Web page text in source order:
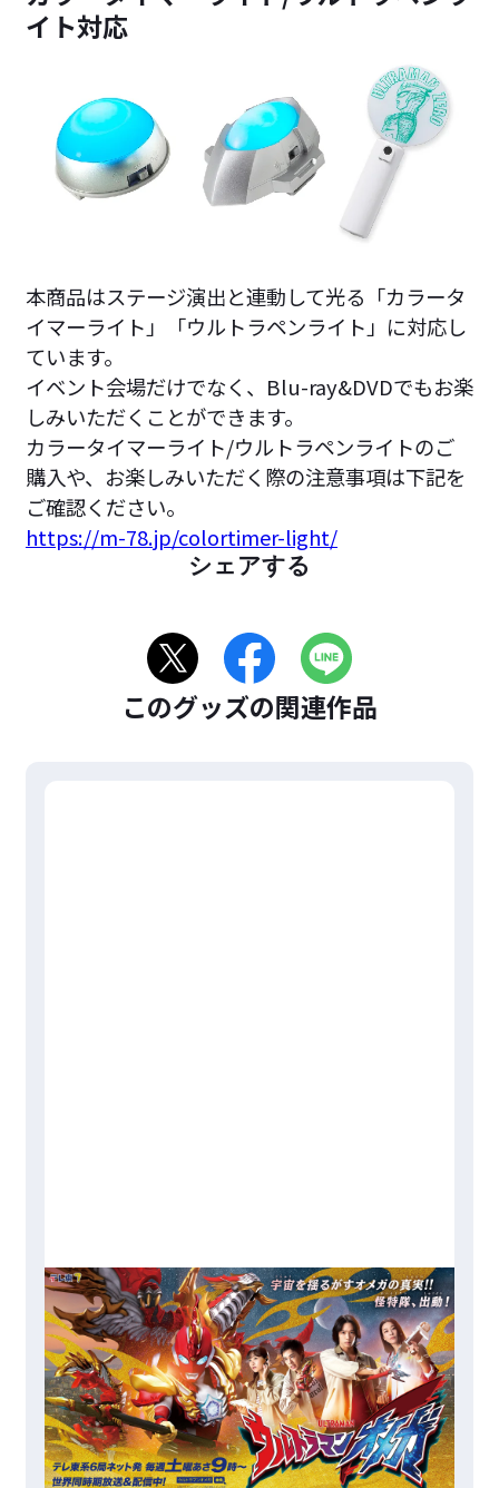
イト対応
本商品はステージ演出と連動して光る「カラータ
イマーライト」「ウルトラペンライト」に対応し
ています。
イベント会場だけでなく、Blu-ray&DVDでもお楽
しみいただくことができます。
カラータイマーライト/ウルトラペンライトのご
購入や、お楽しみいただく際の注意事項は下記を
ご確認ください。
https://m-78.jp/colortimer-light/
シェアする
このグッズの関連作品